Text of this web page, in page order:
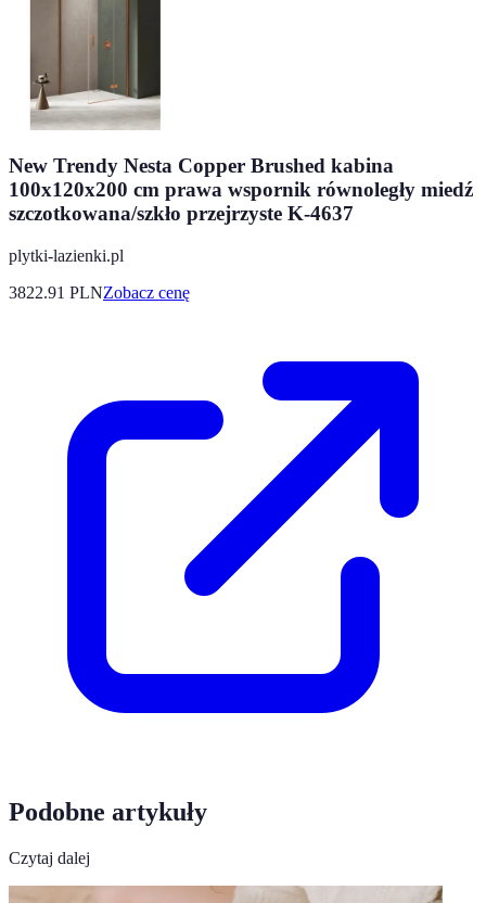
New Trendy Nesta Copper Brushed kabina
100x120x200 cm prawa wspornik równoległy miedź
szczotkowana/szkło przejrzyste K-4637
plytki-lazienki.pl
3822.91 PLNZobacz cenę
Podobne artykuły
Czytaj dalej